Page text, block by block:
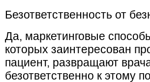
Безответственность от
Да, маркетинговые
которых заинтересован
пациент, развращают
безответственно к этому